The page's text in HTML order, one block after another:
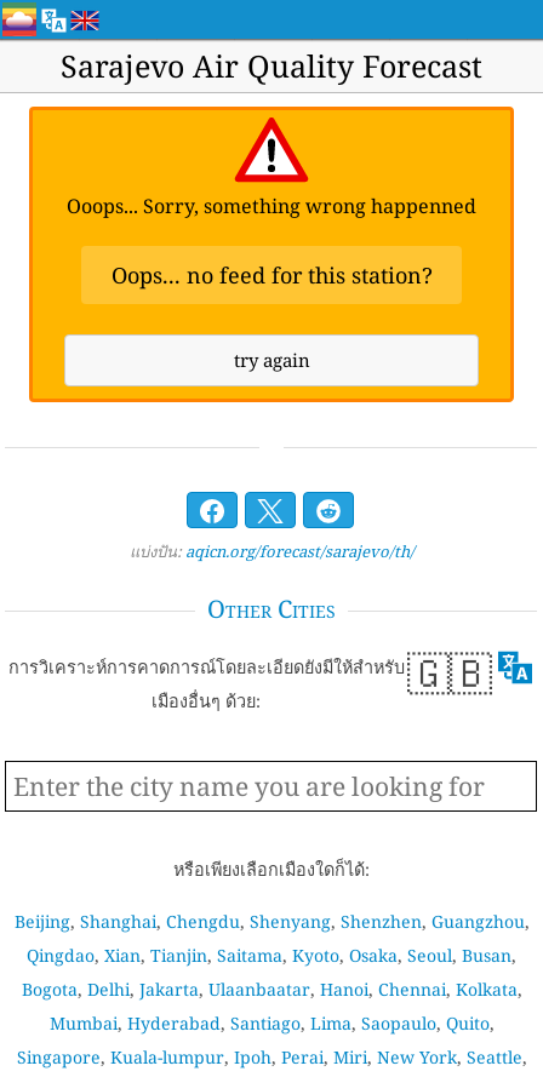
Sarajevo Air Quality Forecast
Ooops... Sorry, something wrong happenned
Oops... no feed for this station?
try again
แบ่งปัน: aqicn.org/forecast/sarajevo/th/
Other Cities
🇬🇧
การวิเคราะห์การคาดการณ์โดยละเอียดยังมีให้สำหรับ
เมืองอื่นๆ ด้วย:
หรือเพียงเลือกเมืองใดก็ได้:
Beijing, Shanghai, Chengdu, Shenyang, Shenzhen, Guangzhou,
Qingdao, Xian, Tianjin, Saitama, Kyoto, Osaka, Seoul, Busan,
Bogota, Delhi, Jakarta, Ulaanbaatar, Hanoi, Chennai, Kolkata,
Mumbai, Hyderabad, Santiago, Lima, Saopaulo, Quito,
Singapore, Kuala-lumpur, Ipoh, Perai, Miri, New York, Seattle,